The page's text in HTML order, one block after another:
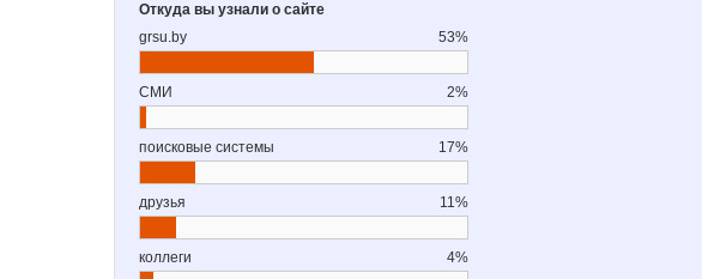
Откуда вы узнали о сайте
grsu.by
53%
СМИ 2%
поисковые системы 17%
друзья 11%
коллеги 4%